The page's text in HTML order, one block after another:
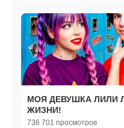
МОЯ ДЕВУШКА ЛИЛИ
ЖИЗНИ!
736 701 просмотров